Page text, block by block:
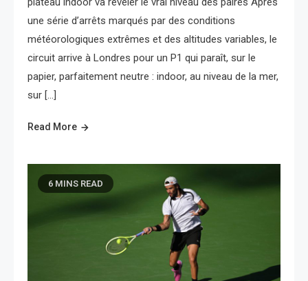
une série d’arrêts marqués par des conditions
météorologiques extrêmes et des altitudes variables, le
circuit arrive à Londres pour un P1 qui paraît, sur le
papier, parfaitement neutre : indoor, au niveau de la mer,
sur […]
Read More
6 MINS READ